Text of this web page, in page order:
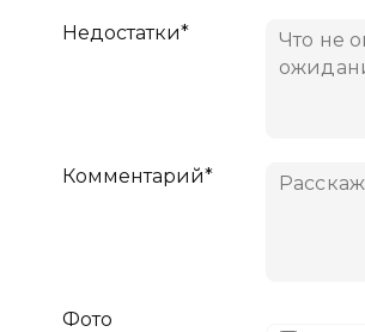
Недостатки*
Комментарий*
Фото